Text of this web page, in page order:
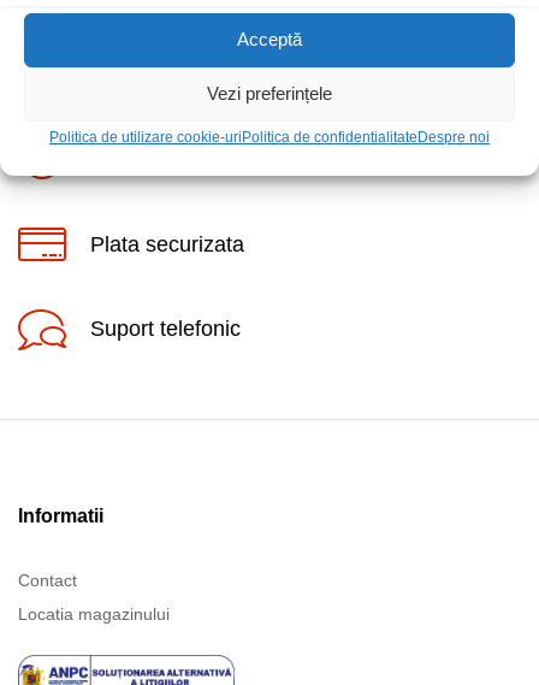
Acceptă
Vezi preferințele
Politica de utilizare cookie-uriPolitica de confidentialitateDespre noi
Livrare rapida
Plata securizata
Suport telefonic
Informatii
Contact
Locatia magazinului